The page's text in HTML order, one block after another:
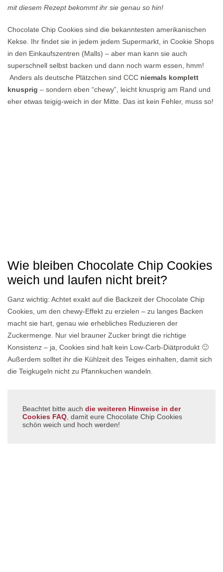
mit diesem Rezept bekommt ihr sie genau so hin!
Chocolate Chip Cookies sind die bekanntesten amerikanischen
Kekse. Ihr findet sie in jedem jedem Supermarkt, in Cookie Shops
in den Einkaufszentren (Malls) – aber man kann sie auch
superschnell selbst backen und dann noch warm essen, hmm!
Anders als deutsche Plätzchen sind CCC niemals komplett
knusprig – sondern eben “chewy”, leicht knusprig am Rand und
eher etwas teigig-weich in der Mitte. Das ist kein Fehler, muss so!
Wie bleiben Chocolate Chip Cookies
weich und laufen nicht breit?
Ganz wichtig: Achtet exakt auf die Backzeit der Chocolate Chip
Cookies, um den chewy-Effekt zu erzielen – zu langes Backen
macht sie hart, genau wie erhebliches Reduzieren der
Zuckermenge. Nur viel brauner Zucker bringt die richtige
Konsistenz – ja, Cookies sind halt kein Low-Carb-Diätprodukt 🙂
Außerdem solltet ihr die Kühlzeit des Teiges einhalten, damit sich
die Teigkugeln nicht zu Pfannkuchen wandeln.
Beachtet bitte auch die weiteren Hinweise in der
Cookies FAQ , damit eure Chocolate Chip Cookies
schön weich und hoch werden!